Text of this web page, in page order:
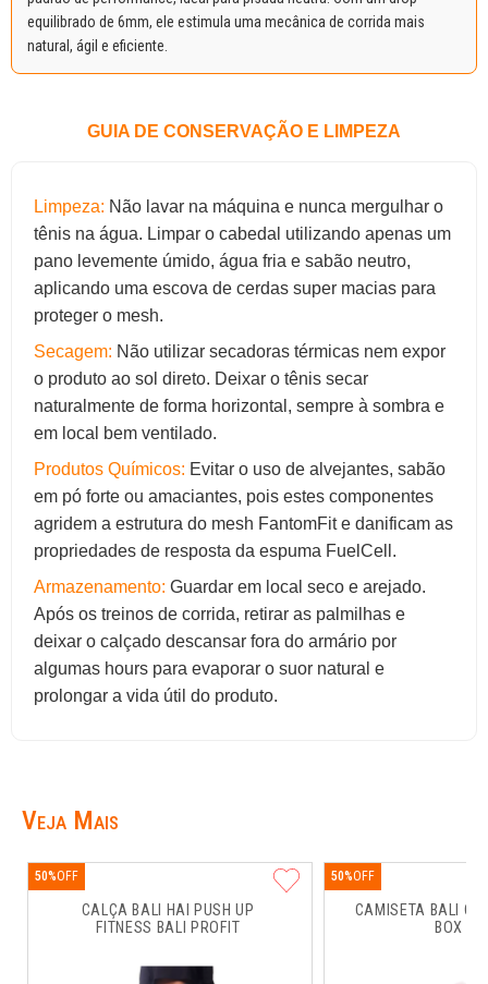
equilibrado de 6mm, ele estimula uma mecânica de corrida mais
natural, ágil e eficiente.
GUIA DE CONSERVAÇÃO E LIMPEZA
Limpeza: Não lavar na máquina e nunca mergulhar o
tênis na água. Limpar o cabedal utilizando apenas um
pano levemente úmido, água fria e sabão neutro,
aplicando uma escova de cerdas super macias para
proteger o mesh.
Secagem: Não utilizar secadoras térmicas nem expor
o produto ao sol direto. Deixar o tênis secar
naturalmente de forma horizontal, sempre à sombra e
em local bem ventilado.
Produtos Químicos: Evitar o uso de alvejantes, sabão
em pó forte ou amaciantes, pois estes componentes
agridem a estrutura do mesh FantomFit e danificam as
propriedades de resposta da espuma FuelCell.
Armazenamento: Guardar em local seco e arejado.
Após os treinos de corrida, retirar as palmilhas e
deixar o calçado descansar fora do armário por
algumas hours para evaporar o suor natural e
prolongar a vida útil do produto.
Veja Mais
CALÇA BALI HAI PUSH UP
FITNESS BALI PROFIT
50%
CAMISETA BALI
BOX
50%